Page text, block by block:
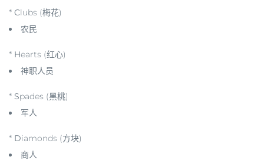
* Clubs (梅花)
农民
* Hearts (红心)
神职人员
* Spades (黑桃)
军人
* Diamonds (方块)
商人